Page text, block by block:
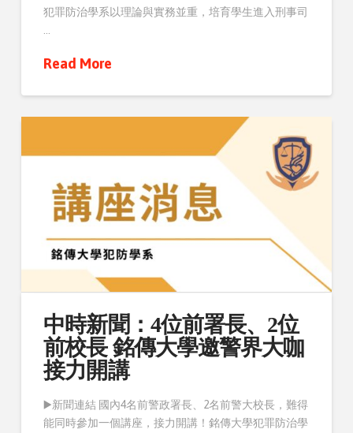
犯罪防治學系以理論與實務並重，培育學生進入刑事司
Read More
中時新聞：4位前署長、2位
前校長 銘傳大學邀警界大咖
接力開講
▶️新聞連結 國內4名前警政署長、2名前警大校長，難得
能同時參加一個講座，接力開講！銘傳大學犯罪防治學